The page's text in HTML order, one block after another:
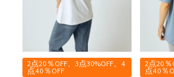
2点20％OFF、3点30%OFF、4
点40％OFF
2点20％
点40％